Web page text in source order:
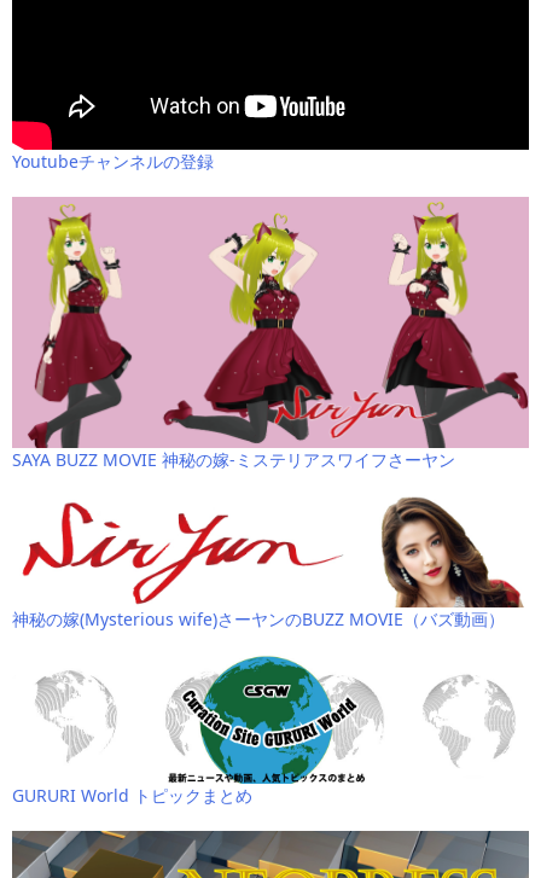
Youtubeチャンネルの登録
SAYA BUZZ MOVIE 神秘の嫁-ミステリアスワイフさーヤン
神秘の嫁(Mysterious wife)さーヤンのBUZZ MOVIE（バズ動画）
GURURI World トピックまとめ